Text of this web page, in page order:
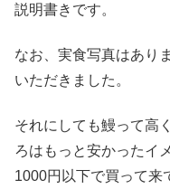
説明書きです。
なお、実食写真はあり
いただきました。
それにしても鰻って高
ろはもっと安かったイ
1000円以下で買って来